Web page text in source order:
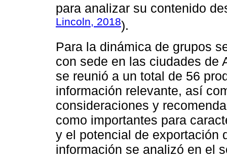
para analizar su contenido
Lincoln, 2018).
Para la dinámica de grupos
con sede en las ciudades de
se reunió a un total de 56
información relevante, así
consideraciones y
como importantes para
y el potencial de exportación
información se analizó en el